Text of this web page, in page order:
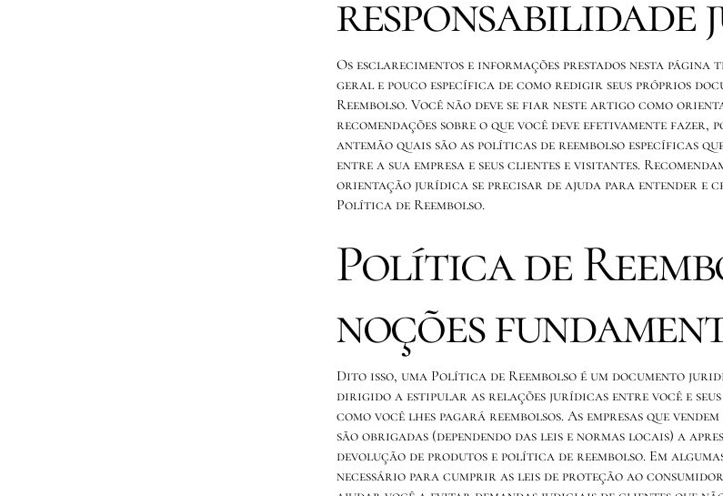
Os esclarecimentos e informações prestados nesta página
geral e pouco específica de como redigir seus próprios
Reembolso. Você não deve se fiar neste artigo como
recomendações sobre o que você deve efetivamente fazer,
antemão quais são as políticas de reembolso específicas
entre a sua empresa e seus clientes e visitantes.
orientação jurídica se precisar de ajuda para entender e
Política de Reembolso.
Política de
noções
Dito isso, uma Política de Reembolso é um documento
dirigido a estipular as relações jurídicas entre você e
como você lhes pagará reembolsos. As empresas que
são obrigadas (dependendo das leis e normas locais) a
devolução de produtos e política de reembolso. Em
necessário para cumprir as leis de proteção ao consumidor.